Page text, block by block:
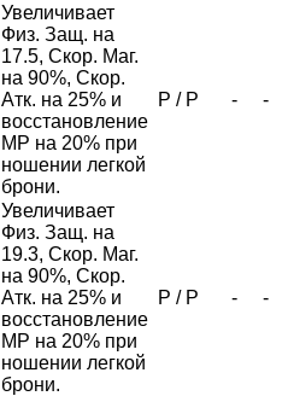
Увеличивает
Физ. Защ. на
17.5, Скор. Маг.
на 90%, Скор.
Атк. на 25% и
восстановление
MP на 20% при
ношении легкой
брони.
P / P - -
Увеличивает
Физ. Защ. на
19.3, Скор. Маг.
на 90%, Скор.
Атк. на 25% и
восстановление
MP на 20% при
ношении легкой
брони.
P / P - -